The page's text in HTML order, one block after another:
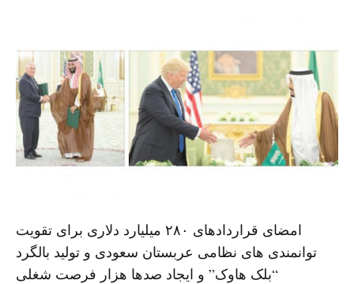
امضای قراردادهای ۲۸۰ میلیارد دلاری برای تقویت
توانمندی های نظامی عربستان سعودی و تولید بالگرد
“بلک هاوک” و ایجاد صدها هزار فرصت شغلی